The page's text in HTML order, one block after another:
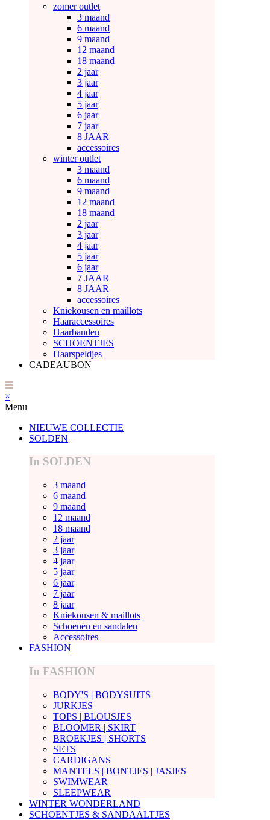
zomer outlet
3 maand
6 maand
9 maand
12 maand
18 maand
2 jaar
3 jaar
4 jaar
5 jaar
6 jaar
7 jaar
8 JAAR
accessoires
winter outlet
3 maand
6 maand
9 maand
12 maand
18 maand
2 jaar
3 jaar
4 jaar
5 jaar
6 jaar
7 JAAR
8 JAAR
accessoires
Kniekousen en maillots
Haaraccessoires
Haarbanden
SCHOENTJES
Haarspeldjes
CADEAUBON
×
Menu
NIEUWE COLLECTIE
SOLDEN
In SOLDEN
3 maand
6 maand
9 maand
12 maand
18 maand
2 jaar
3 jaar
4 jaar
5 jaar
6 jaar
7 jaar
8 jaar
Kniekousen & maillots
Schoenen en sandalen
Accessoires
FASHION
In FASHION
BODY'S | BODYSUITS
JURKJES
TOPS | BLOUSJES
BLOOMER | SKIRT
BROEKJES | SHORTS
SETS
CARDIGANS
MANTELS | BONTJES | JASJES
SWIMWEAR
SLEEPWEAR
WINTER WONDERLAND
SCHOENTJES & SANDAALTJES